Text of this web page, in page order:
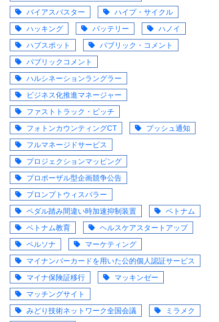
バイアスバスター
ハイプ・サイクル
ハッキング
バッテリー
ハノイ
ハブスポット
パブリック・コメント
パブリックコメント
ハルシネーションラングラー
ビジネス化推進マネージャー
ファストトラック・ピッチ
フォトンカウンティングCT
プッシュ通知
フルマネージドサービス
プロジェクションマッピング
プロポーザル型企画競争公告
プロンプトウィスパラー
ペダル踏み間違い時加速抑制装置
ベトナム
ベトナム教育
ヘルスケアスタートアップ
ペルソナ
マーケティング
マイナンバーカードを用いた公的個人認証サービス
マイナ保険証移行
マッキンゼー
マッチングサイト
みどり技術ネットワーク全国会議
ミラメク